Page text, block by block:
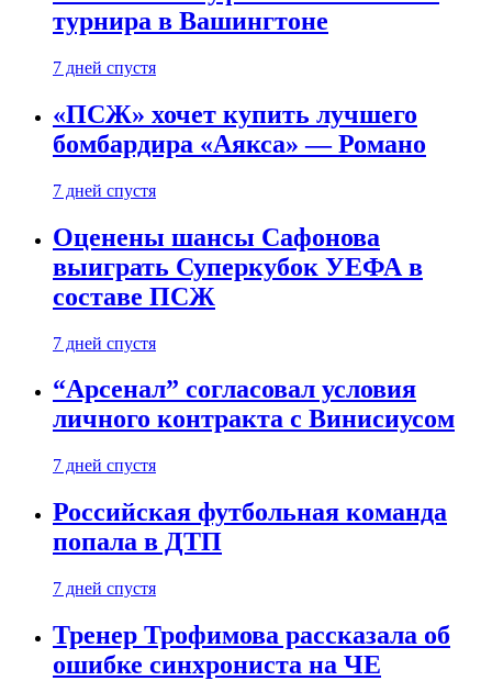
турнира в Вашингтоне
7 дней спустя
«ПСЖ» хочет купить лучшего
бомбардира «Аякса» — Романо
7 дней спустя
Оценены шансы Сафонова
выиграть Суперкубок УЕФА в
составе ПСЖ
7 дней спустя
“Арсенал” согласовал условия
личного контракта с Винисиусом
7 дней спустя
Российская футбольная команда
попала в ДТП
7 дней спустя
Тренер Трофимова рассказала об
ошибке синхрониста на ЧЕ